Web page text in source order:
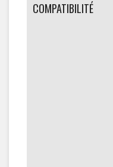
COMPATIBILITÉ